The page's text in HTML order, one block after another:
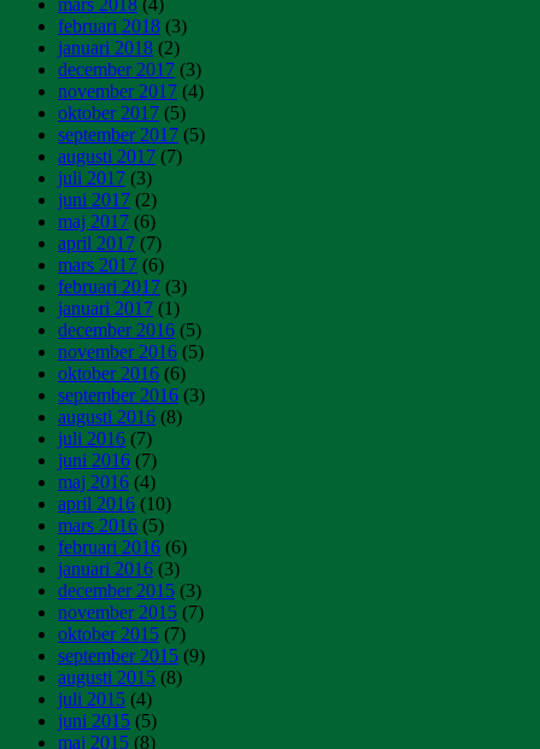
mars 2018 (4)
februari 2018 (3)
januari 2018 (2)
december 2017 (3)
november 2017 (4)
oktober 2017 (5)
september 2017 (5)
augusti 2017 (7)
juli 2017 (3)
juni 2017 (2)
maj 2017 (6)
april 2017 (7)
mars 2017 (6)
februari 2017 (3)
januari 2017 (1)
december 2016 (5)
november 2016 (5)
oktober 2016 (6)
september 2016 (3)
augusti 2016 (8)
juli 2016 (7)
juni 2016 (7)
maj 2016 (4)
april 2016 (10)
mars 2016 (5)
februari 2016 (6)
januari 2016 (3)
december 2015 (3)
november 2015 (7)
oktober 2015 (7)
september 2015 (9)
augusti 2015 (8)
juli 2015 (4)
juni 2015 (5)
maj 2015 (8)